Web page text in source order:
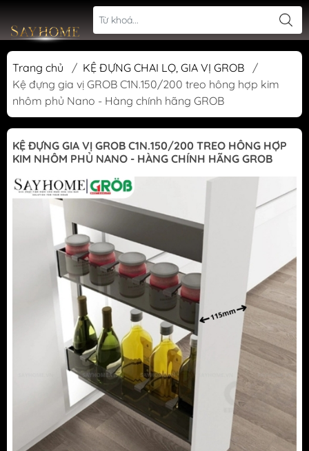
Trang chủ / KỆ ĐỰNG CHAI LỌ, GIA VỊ GROB
/
Kệ đựng gia vị GROB C1N.150/200 treo hông hợp kim
nhôm phủ Nano - Hàng chính hãng GROB
KỆ ĐỰNG GIA VỊ GROB C1N.150/200 TREO HÔNG HỢP
KIM NHÔM PHỦ NANO - HÀNG CHÍNH HÃNG GROB